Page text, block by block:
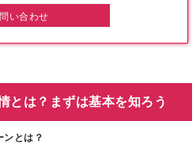
い合わせ
とは？まずは基本を知ろう
とは？